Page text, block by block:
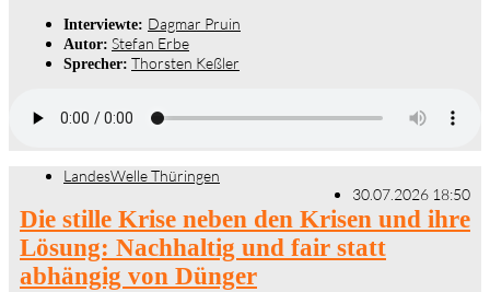
Interviewte: Dagmar Pruin
Autor: Stefan Erbe
Sprecher: Thorsten Keßler
LandesWelle Thüringen
30.07.2026 18:50
Die stille Krise neben den Krisen und ihre
Lösung: Nachhaltig und fair statt
abhängig von Dünger